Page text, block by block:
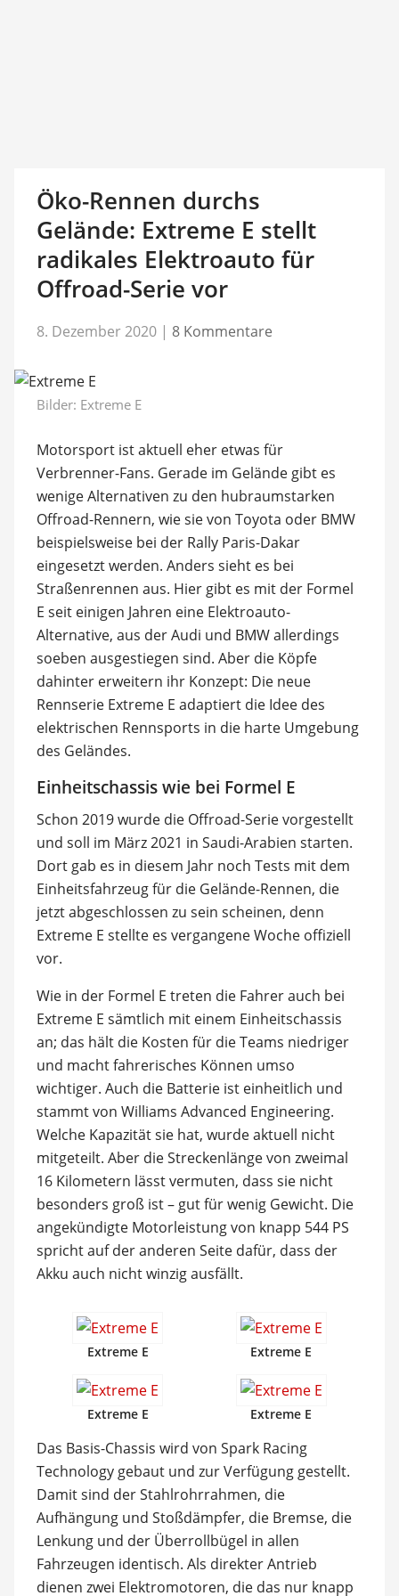
Öko-Rennen durchs
Gelände: Extreme E stellt
radikales Elektroauto für
Offroad-Serie vor
8. Dezember 2020 | 8 Kommentare
Bilder: Extreme E
Motorsport ist aktuell eher etwas für
Verbrenner-Fans. Gerade im Gelände gibt es
wenige Alternativen zu den hubraumstarken
Offroad-Rennern, wie sie von Toyota oder BMW
beispielsweise bei der Rally Paris-Dakar
eingesetzt werden. Anders sieht es bei
Straßenrennen aus. Hier gibt es mit der Formel
E seit einigen Jahren eine Elektroauto-
Alternative, aus der Audi und BMW allerdings
soeben ausgestiegen sind. Aber die Köpfe
dahinter erweitern ihr Konzept: Die neue
Rennserie Extreme E adaptiert die Idee des
elektrischen Rennsports in die harte Umgebung
des Geländes.
Einheitschassis wie bei Formel E
Schon 2019 wurde die Offroad-Serie vorgestellt
und soll im März 2021 in Saudi-Arabien starten.
Dort gab es in diesem Jahr noch Tests mit dem
Einheitsfahrzeug für die Gelände-Rennen, die
jetzt abgeschlossen zu sein scheinen, denn
Extreme E stellte es vergangene Woche offiziell
vor.
Wie in der Formel E treten die Fahrer auch bei
Extreme E sämtlich mit einem Einheitschassis
an; das hält die Kosten für die Teams niedriger
und macht fahrerisches Können umso
wichtiger. Auch die Batterie ist einheitlich und
stammt von Williams Advanced Engineering.
Welche Kapazität sie hat, wurde aktuell nicht
mitgeteilt. Aber die Streckenlänge von zweimal
16 Kilometern lässt vermuten, dass sie nicht
besonders groß ist – gut für wenig Gewicht. Die
angekündigte Motorleistung von knapp 544 PS
spricht auf der anderen Seite dafür, dass der
Akku auch nicht winzig ausfällt.
Extreme E Extreme E
Extreme E Extreme E
Das Basis-Chassis wird von Spark Racing
Technology gebaut und zur Verfügung gestellt.
Damit sind der Stahlrohrrahmen, die
Aufhängung und Stoßdämpfer, die Bremse, die
Lenkung und der Überrollbügel in allen
Fahrzeugen identisch. Als direkter Antrieb
dienen zwei Elektromotoren, die das nur knapp